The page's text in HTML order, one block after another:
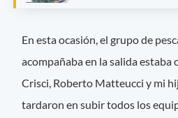
En esta ocasión, el grupo de
acompañaba en la salida
Crisci, Roberto Matteucci y mi
tardaron en subir todos los